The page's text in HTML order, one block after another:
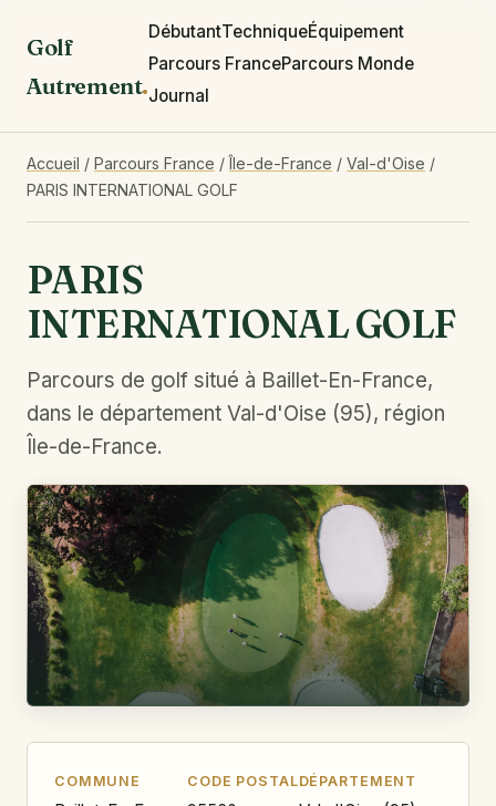
Golf
Autrement.
DébutantTechniqueÉquipement
Parcours FranceParcours Monde
Journal
Accueil / Parcours France /Île-de-France / Val-d'Oise /
PARIS INTERNATIONAL GOLF
PARIS
INTERNATIONAL GOLF
Parcours de golf situé à Baillet-En-France,
dans le département Val-d'Oise (95), région
Île-de-France.
COMMUNE CODE POSTALDÉPARTEMENT